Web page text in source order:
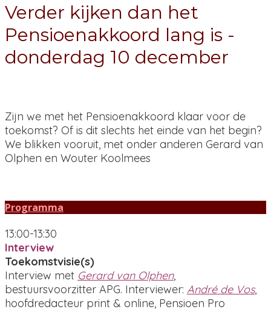
Verder kijken dan het
Pensioenakkoord lang is -
donderdag 10 december
Zijn we met het Pensioenakkoord klaar voor de
toekomst? Of is dit slechts het einde van het begin?
We blikken vooruit, met onder anderen Gerard van
Olphen en Wouter Koolmees
Programma
13:00-13:30
Interview
Toekomstvisie(s)
Interview met Gerard van Olphen,
bestuursvoorzitter APG. Interviewer: André de Vos,
hoofdredacteur print & online, Pensioen Pro